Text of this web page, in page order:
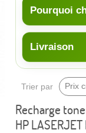
Pourquoi
Livraison
Trier par
Recharge
HP